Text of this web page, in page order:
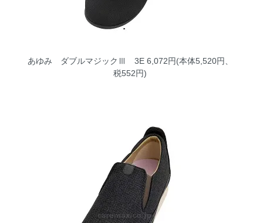
あゆみ ダブルマジックⅢ 3E6,072円(本体5,520円、
税552円)